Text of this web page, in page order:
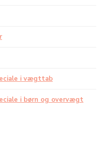
i vægttab
i børn og overvægt